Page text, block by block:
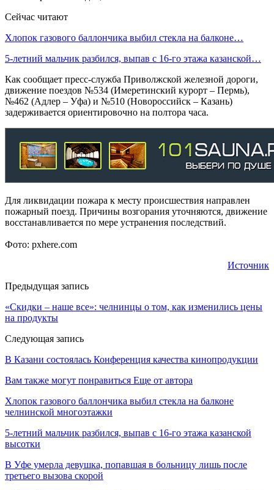
Сейчас читают
Хлопок газового баллончика выбил стекла на балконе…
5-летний мальчик разбился, выпав с 16-го этажа казанской…
Как сообщает пресс-служба Приволжской железной дороги,
движение поездов №534 (Имеретинский курорт – Пермь),
№462 (Адлер – Уфа) и №510 (Новороссийск – Казань)
задерживается ориентировочно на полтора часа.
Для ликвидации пожара к месту происшествия направлен
пожарный поезд. Причины возгорания уточняются, движение
восстанавливается по мере устранения последствий.
Фото: pxhere.com
Источник
Предыдущая запись
«Скидки – наше все»: челнинцы о том, как изменились цены
на продукты
Следующая запись
В Казани состоялась Конференция качества кинопродукции
Вам также могут понравиться Еще от автора
Хлопок газового баллончика выбил стекла на балконе
челнинской многоэтажки
5-летний мальчик разбился, выпав с 16-го этажа казанской
высотки
В Уфе умерла девушка, попавшая в больницу лишь после
третьего вызова скорой